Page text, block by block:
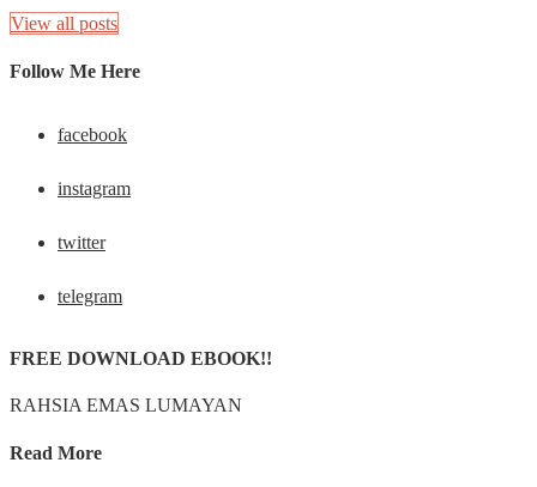
View all posts
Follow Me Here
facebook
instagram
twitter
telegram
FREE DOWNLOAD EBOOK!!
RAHSIA EMAS LUMAYAN
Read More